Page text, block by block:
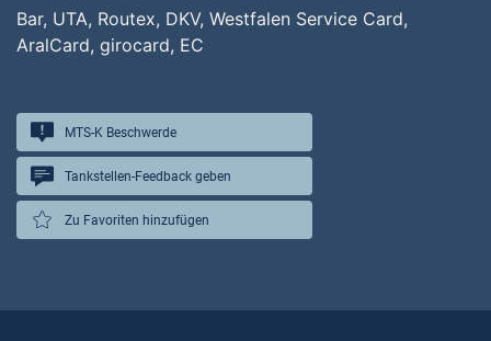
Bar, UTA, Routex, DKV, Westfalen Service Card,
AralCard, girocard, EC
MTS-K Beschwerde
Tankstellen-Feedback geben
Zu Favoriten hinzufügen